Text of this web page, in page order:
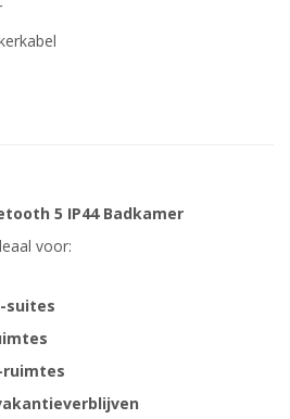
5 IP44 Badkamer
voor:
suites
ruimtes